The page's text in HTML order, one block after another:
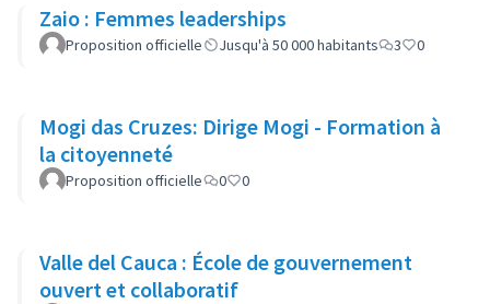
Zaio : Femmes leaderships
Proposition officielle Jusqu'à 50 000 habitants 3 0
Mogi das Cruzes: Dirige Mogi - Formation à
la citoyenneté
Proposition officielle 0 0
Valle del Cauca : École de gouvernement
ouvert et collaboratif